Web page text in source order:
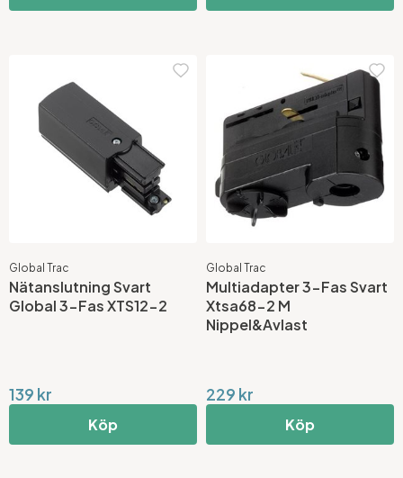
Global Trac
Nätanslutning Svart
Global 3-Fas XTS12-2
139 kr
Köp
Global Trac
Multiadapter 3-Fas Svart
Xtsa68-2 M
Nippel&Avlast
229 kr
Köp